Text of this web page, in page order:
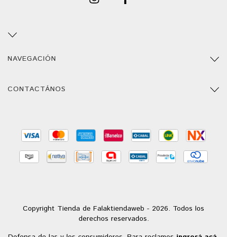
NAVEGACIÓN
CONTACTÁNOS
Copyright Tienda de Falaktiendaweb - 2026. Todos los
derechos reservados.